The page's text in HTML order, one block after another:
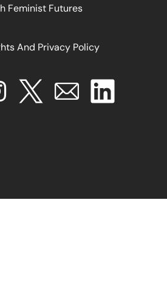
y ciencia
Feminist Futures
And Privacy Policy